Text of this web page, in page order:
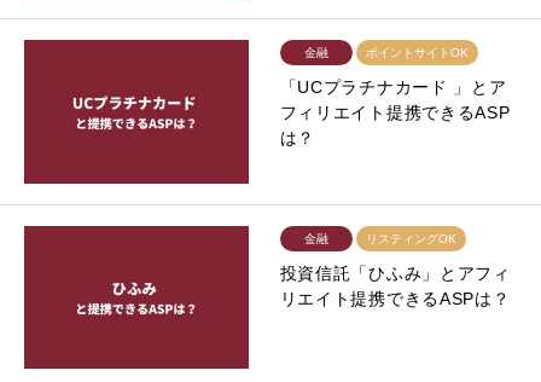
金融 ポイントサイトOK
「UCプラチナカード 」とア
フィリエイト提携できるASP
は？
金融 リスティングOK
投資信託「ひふみ」とアフィ
リエイト提携できるASPは？